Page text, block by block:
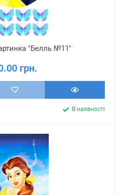
"Белль №11"
грн.
В наявності